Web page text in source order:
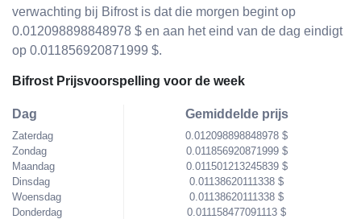
verwachting bij Bifrost is dat die morgen begint op
0.012098898848978 $ en aan het eind van de dag eindigt
op 0.011856920871999 $.
Bifrost Prijsvoorspelling voor de week
Dag
Zaterdag
Zondag
Maandag
Dinsdag
Woensdag
Donderdag
Gemiddelde prijs
0.012098898848978 $
0.011856920871999 $
0.011501213245839 $
0.01138620111338 $
0.01138620111338 $
0.011158477091113 $